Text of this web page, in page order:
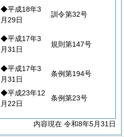
◆平成18年3
月29日
訓令第32号
◆平成17年3
月31日
規則第147号
◆平成17年3
月31日
条例第194号
◆平成23年12
月22日
条例第23号
内容現在 令和8年5月31日